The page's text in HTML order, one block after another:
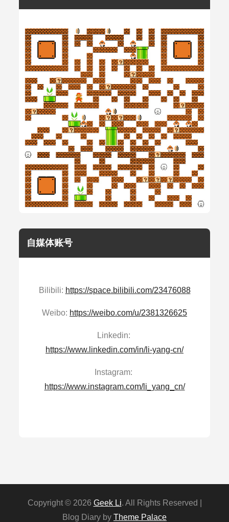
自媒体账号
Bilibili: https://space.bilibili.com/23476088
Weibo: https://weibo.com/u/2381326625
Linkedin:
https://www.linkedin.com/in/li-yang-cn/
Instagram:
https://www.instagram.com/li_yang_cn/
Copyright © 2026 Geek Li. All Rights Reserved |
Blog Diary by Theme Palace